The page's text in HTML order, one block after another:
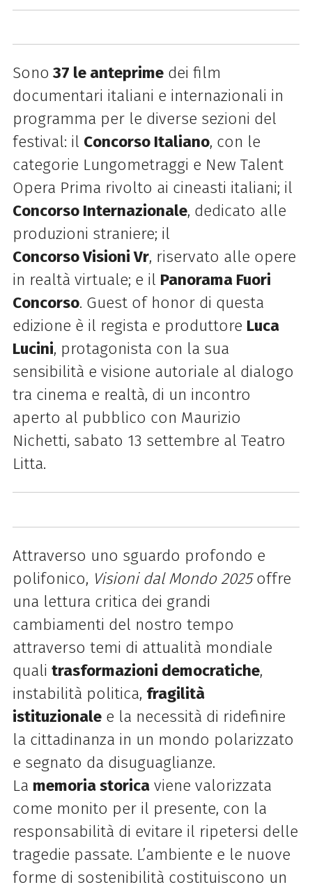
Sono 37 le anteprimedei film
documentari italiani e internazionali in
programma per le diverse sezioni del
festival: il Concorso Italiano, con le
categorie Lungometraggi e New Talent
Opera Prima rivolto ai cineasti italiani; il
Concorso Internazionale, dedicato alle
produzioni straniere; il
ConcorsoVisioniVr, riservato alle opere
in realtà virtuale; e il Panorama Fuori
Concorso. Guest of honor di questa
edizione è il regista e produttore Luca
Lucini, protagonista con la sua
sensibilità e visione autoriale al dialogo
tra cinema e realtà, di un incontro
aperto al pubblico con Maurizio
Nichetti, sabato 13 settembre al Teatro
Litta.
Attraverso uno sguardo profondo e
polifonico, Visioni dal Mondo 2025offre
una lettura critica dei grandi
cambiamenti del nostro tempo
attraverso temi di attualità mondiale
quali trasformazioni democratiche,
instabilità politica, fragilità
istituzionalee la necessità di ridefinire
la cittadinanza in un mondo polarizzato
e segnato da disuguaglianze.
La memoria storicaviene valorizzata
come monito per il presente, con la
responsabilità di evitare il ripetersi delle
tragedie passate. L’ambiente e le nuove
forme di sostenibilità costituiscono un